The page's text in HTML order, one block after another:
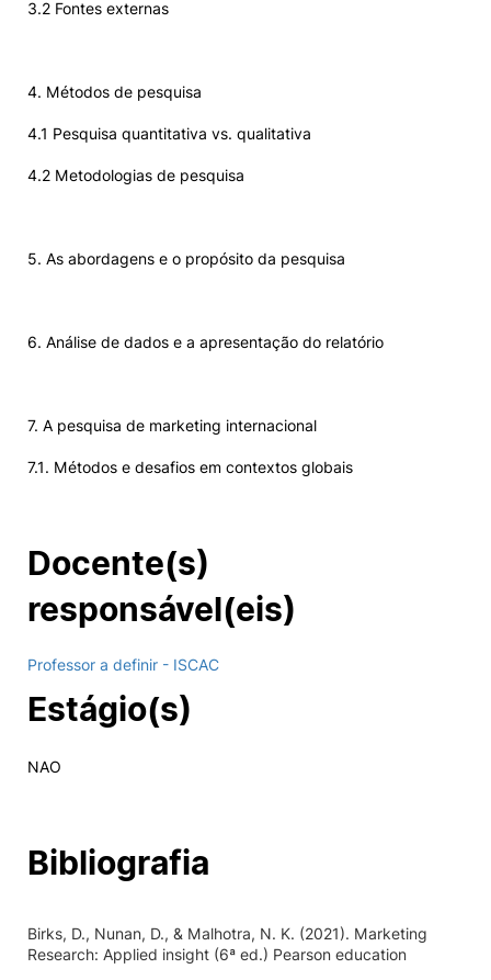
3.2 Fontes externas
4. Métodos de pesquisa
4.1 Pesquisa quantitativa vs. qualitativa
4.2 Metodologias de pesquisa
5. As abordagens e o propósito da pesquisa
6. Análise de dados e a apresentação do relatório
7. A pesquisa de marketing internacional
7.1. Métodos e desafios em contextos globais
Docente(s)
responsável(eis)
Professor a definir - ISCAC
Estágio(s)
NAO
Bibliografia
Birks, D., Nunan, D., & Malhotra, N. K. (2021). Marketing
Research: Applied insight (6ª ed.) Pearson education